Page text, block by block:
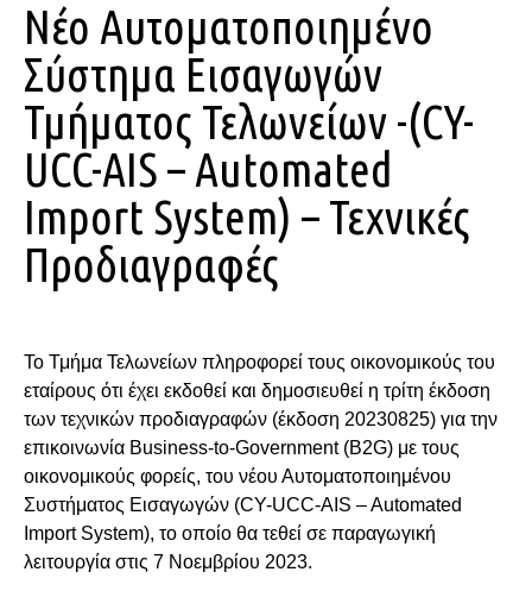
Νέο Αυτοματοποιημένο
Σύστημα Εισαγωγών
Τμήματος Τελωνείων -(CY-
UCC-AIS – Automated
Import System) – Τεχνικές
Προδιαγραφές
Το Τμήμα Τελωνείων πληροφορεί τους οικονομικούς του
εταίρους ότι έχει εκδοθεί και δημοσιευθεί η τρίτη έκδοση
των τεχνικών προδιαγραφών (έκδοση 20230825) για την
επικοινωνία Business-to-Government (B2G) με τους
οικονομικούς φορείς, του νέου Αυτοματοποιημένου
Συστήματος Εισαγωγών (CY-UCC-AIS – Automated
Import System), το οποίο θα τεθεί σε παραγωγική
λειτουργία στις 7 Νοεμβρίου 2023.